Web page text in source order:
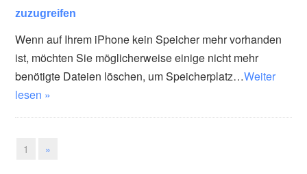
zuzugreifen
Wenn auf Ihrem iPhone kein Speicher mehr vorhanden
ist, möchten Sie möglicherweise einige nicht mehr
benötigte Dateien löschen, um Speicherplatz…Weiter
lesen »
1 »